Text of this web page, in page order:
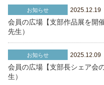
お知らせ 2025.12.19
会員の広場【支部作品展を
先生）
お知らせ 2025.12.09
会員の広場【支部長シェア
生）